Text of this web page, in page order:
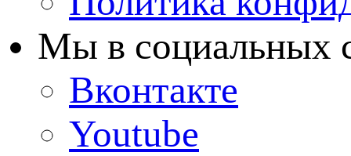
Мы в cоциальных
Вконтакте
Youtube